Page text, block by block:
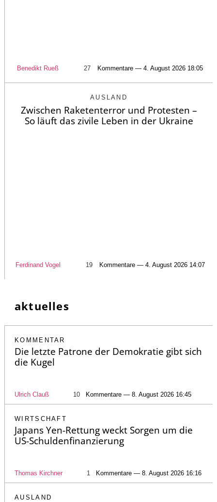
Benedikt Rueß 27 Kommentare — 4. August 2026 18:05
AUSLAND
Zwischen Raketenterror und Protesten –
So läuft das zivile Leben in der Ukraine
Ferdinand Vogel 19 Kommentare — 4. August 2026 14:07
aktuelles
KOMMENTAR
Die letzte Patrone der Demokratie gibt sich
die Kugel
Ulrich Clauß 10 Kommentare — 8. August 2026 16:45
WIRTSCHAFT
Japans Yen-Rettung weckt Sorgen um die
US-Schuldenfinanzierung
Thomas Kirchner 1 Kommentare — 8. August 2026 16:16
AUSLAND